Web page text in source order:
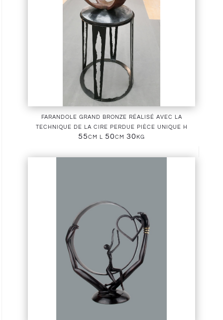
farandole grand bronze réalisé avec la
technique de la cire perdue pièce unique h
55cm l 50cm 30kg